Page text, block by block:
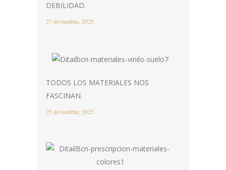
DEBILIDAD.
27 noviembre, 2025
TODOS LOS MATERIALES NOS
FASCINAN.
25 noviembre, 2025